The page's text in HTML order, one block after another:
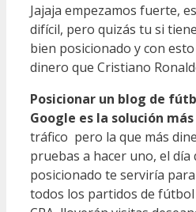
Jajaja empezamos fuerte,
difícil, pero quizás tu si
bien posicionado y con
dinero que Cristiano
Posicionar un blog de
Google es la solución
tráfico pero la que más
pruebas a hacer uno, el día
posicionado te serviría
todos los partidos de fútbol